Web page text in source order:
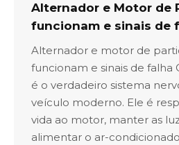
Alternador e Motor de
funcionam e sinais de
Alternador e motor de
funcionam e sinais de falha
é o verdadeiro sistema
veículo moderno. Ele é
vida ao motor, manter as
alimentar o ar-